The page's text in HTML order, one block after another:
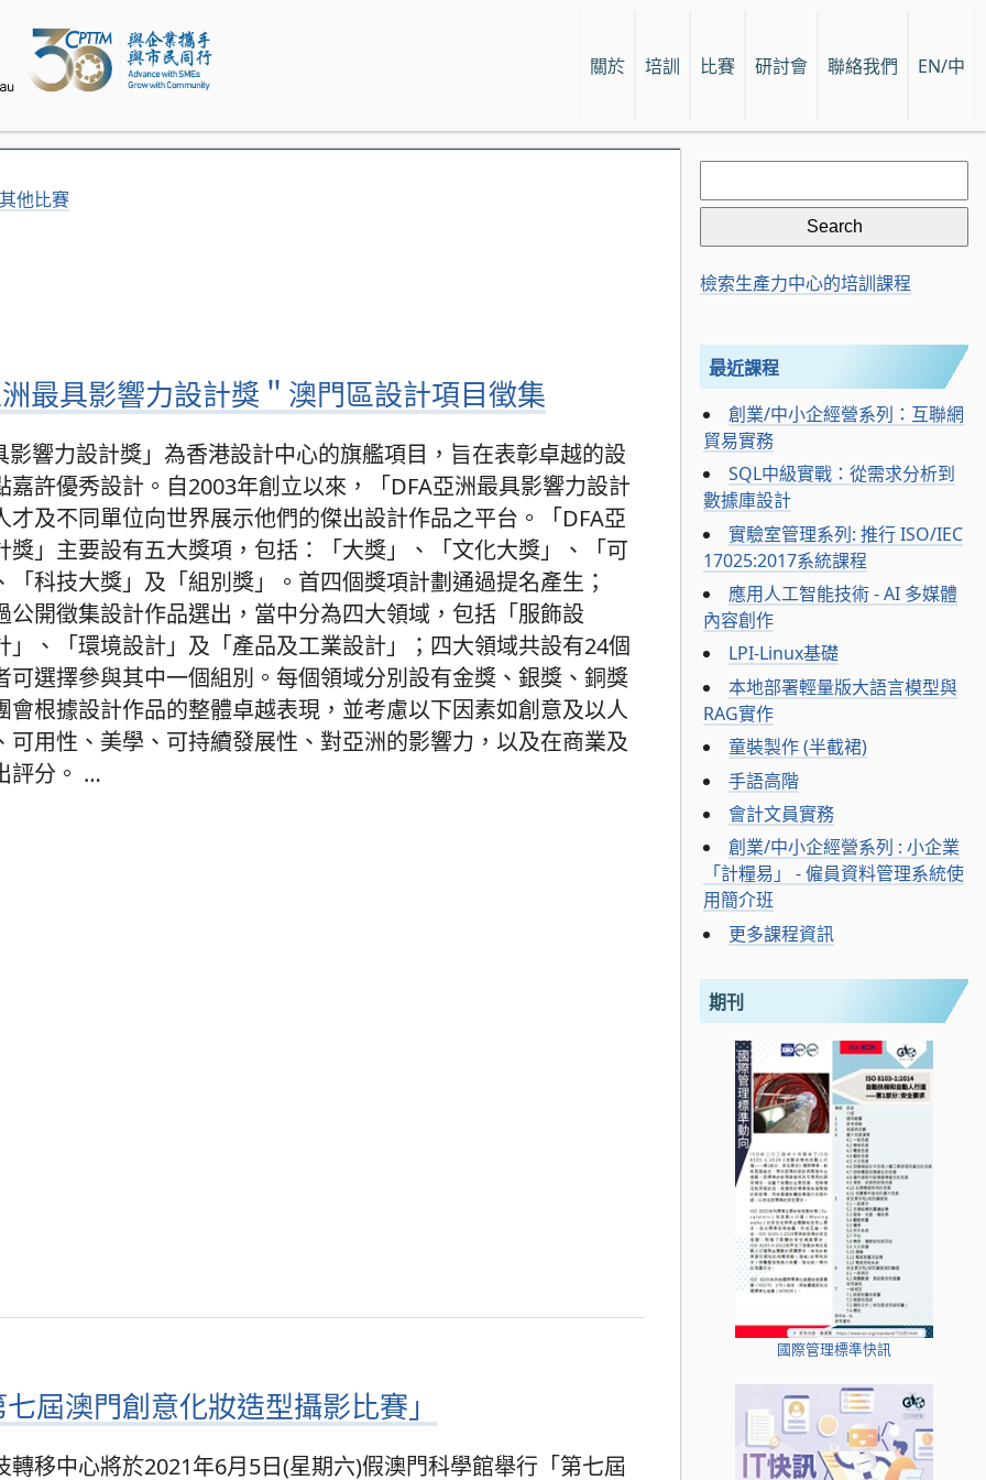
關於 培訓 比賽 研討會 聯絡我們 EN/中
他比賽
最具影響力設計獎＂澳門區設計項目徵集
響力設計獎」為香港設計中心的旗艦項目，旨在表彰卓越的設
嘉許優秀設計。自2003年創立以來，「DFA亞洲最具影響力設計
才及不同單位向世界展示他們的傑出設計作品之平台。「DFA亞
獎」主要設有五大獎項，包括：「大獎」、「文化大獎」、「可
「科技大獎」及「組別獎」。首四個獎項計劃通過提名產生；
公開徵集設計作品選出，當中分為四大領域，包括「服飾設
」、「環境設計」及「產品及工業設計」；四大領域共設有24個
可選擇參與其中一個組別。每個領域分別設有金獎、銀獎、銅獎
會根據設計作品的整體卓越表現，並考慮以下因素如創意及以人
可用性、美學、可持續發展性、對亞洲的影響力，以及在商業及
分。 …
屆澳門創意化妝造型攝影比賽」
轉移中心將於2021年6月5日(星期六)假澳門科學館舉行「第七屆
Search
for:
檢索生產力中心的培訓課程
最近課程
創業/中小企經營系列：互聯網
貿易實務
SQL中級實戰：從需求分析到
數據庫設計
實驗室管理系列: 推行 ISO/IEC
17025:2017系統課程
應用人工智能技術 - AI 多媒體
內容創作
LPI-Linux基礎
本地部署輕量版大語言模型與
RAG實作
童裝製作 (半截裙)
手語高階
會計文員實務
創業/中小企經營系列 : 小企業
「計糧易」 - 僱員資料管理系統使
用簡介班
更多課程資訊
期刊
國際管理標準快訊